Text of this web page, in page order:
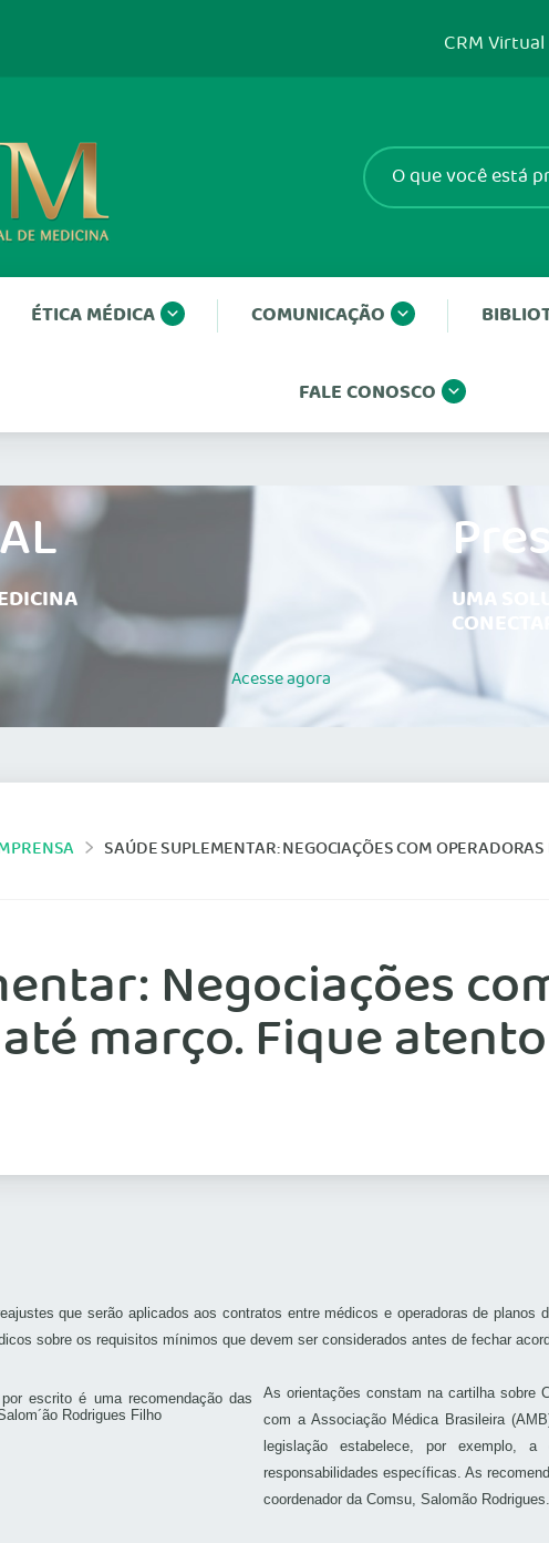
CRM Virtual
ÉTICA MÉDICA COMUNICAÇÃO
FALE CONOSCO
Acesseagora
UMA
SAÚDE SUPLEMENTAR: NEGOCIAÇÕES COM OPERADORAS DE PLANOS
Negociações
março. Fique
que serão aplicados aos contratos entre médicos e operadoras de
sobre os requisitos mínimos que devem ser considerados antes de fechar
As orientações constam na cartilha sobre
com a Associação Médica Brasileira
legislação estabelece, por exemplo,
responsabilidades específicas. As
coordenador da Comsu, Salomão Rodrigues.